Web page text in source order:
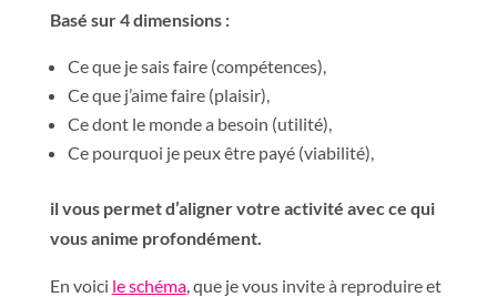
Basé sur 4 dimensions :
Ce que je sais faire (compétences),
Ce que j’aime faire (plaisir),
Ce dont le monde a besoin (utilité),
Ce pourquoi je peux être payé (viabilité),
il vous permet d’aligner votre activité avec ce qui
vous anime profondément.
En voici le schéma, que je vous invite à reproduire et